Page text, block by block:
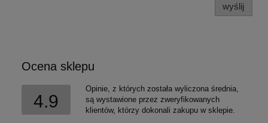
wyślij
Ocena sklepu
4.9
Opinie, z których została wyliczona średnia,
są wystawione przez zweryfikowanych
klientów, którzy dokonali zakupu w sklepie.